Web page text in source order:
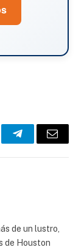
TelegramEmail
de un lustro,
de Houston